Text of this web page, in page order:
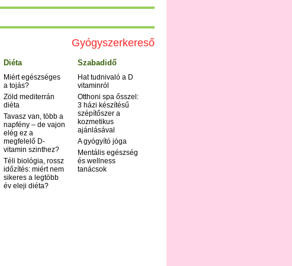
Gyógyszerkereső
Diéta
Miért egészséges
a tojás?
Zöld mediterrán
diéta
Tavasz van, több a
napfény – de vajon
elég ez a
megfelelő D-
vitamin szinthez?
Téli biológia, rossz
időzítés: miért nem
sikeres a legtöbb
év eleji diéta?
Szabadidő
Hat tudnivaló a D
vitaminról
Otthoni spa ősszel:
3 házi készítésű
szépítőszer a
kozmetikus
ajánlásával
A gyógyító jóga
Mentális egészség
és wellness
tanácsok